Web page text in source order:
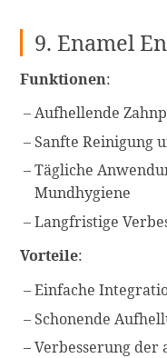
9. Enamel
Funktionen:
Aufhellende
Sanfte Reinigung
Tägliche
Mundhygiene
Langfristige
Vorteile:
Einfache
Schonende
Verbesserung der